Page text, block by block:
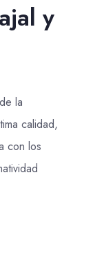
y
la
calidad,
con los